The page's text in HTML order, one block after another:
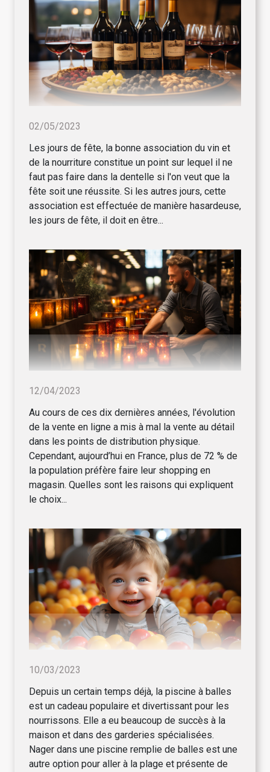
02/05/2023
Les jours de fête, la bonne association du vin et
de la nourriture constitue un point sur lequel il ne
faut pas faire dans la dentelle si l'on veut que la
fête soit une réussite. Si les autres jours, cette
association est effectuée de manière hasardeuse,
les jours de fête, il doit en être...
12/04/2023
Au cours de ces dix dernières années, l'évolution
de la vente en ligne a mis à mal la vente au détail
dans les points de distribution physique.
Cependant, aujourd’hui en France, plus de 72 % de
la population préfère faire leur shopping en
magasin. Quelles sont les raisons qui expliquent
le choix...
10/03/2023
Depuis un certain temps déjà, la piscine à balles
est un cadeau populaire et divertissant pour les
nourrissons. Elle a eu beaucoup de succès à la
maison et dans des garderies spécialisées.
Nager dans une piscine remplie de balles est une
autre option pour aller à la plage et présente de